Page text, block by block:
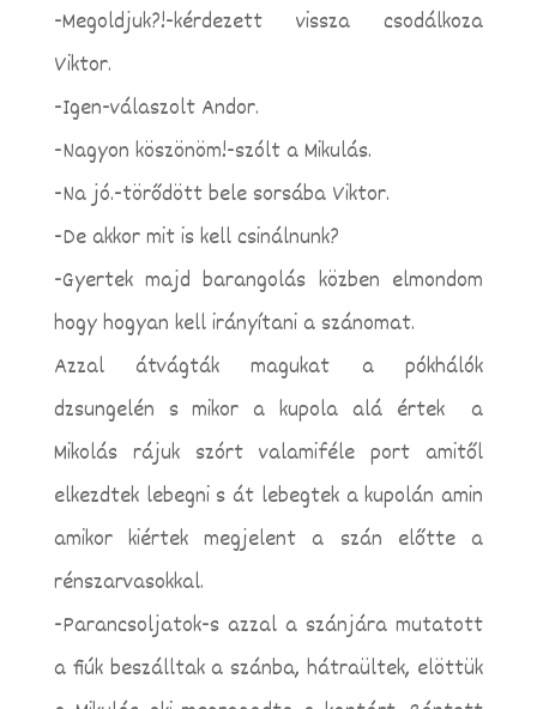
-Megoldjuk?!-kérdezett vissza csodálkoza
Viktor.
-Igen-válaszolt Andor.
-Nagyon köszönöm!-szólt a Mikulás.
-Na jó.-törődött bele sorsába Viktor.
-De akkor mit is kell csinálnunk?
-Gyertek majd barangolás közben elmondom
hogy hogyan kell irányítani a szánomat.
Azzal átvágták magukat a pókhálók
dzsungelén s mikor a kupola alá értek a
Mikolás rájuk szórt valamiféle port amitől
elkezdtek lebegni s át lebegtek a kupolán amin
amikor kiértek megjelent a szán előtte a
rénszarvasokkal.
-Parancsoljatok-s azzal a szánjára mutatott
a fiúk beszálltak a szánba, hátraültek, elöttük